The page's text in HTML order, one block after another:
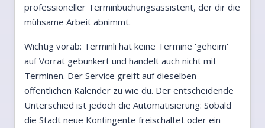
professioneller Terminbuchungsassistent, der dir die
mühsame Arbeit abnimmt.
Wichtig vorab: Terminli hat keine Termine 'geheim'
auf Vorrat gebunkert und handelt auch nicht mit
Terminen. Der Service greift auf dieselben
öffentlichen Kalender zu wie du. Der entscheidende
Unterschied ist jedoch die Automatisierung: Sobald
die Stadt neue Kontingente freischaltet oder ein